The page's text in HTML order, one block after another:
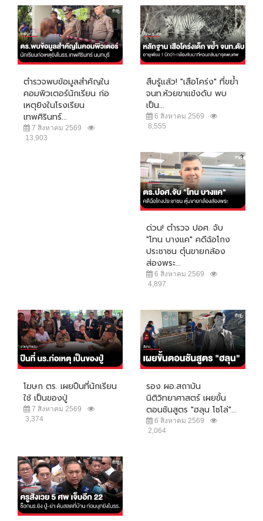
ตำรวจพบข้อมูลสำคัญใน
คอมพิวเตอร์นักเรียน ก่อ
เหตุยิงในโรงเรียน
เทพศิรินทร์...
7 สิงหาคม 2569
13,903
สืบรู้แล้ว! "เสือโคร่ง" ที่ขย้ำ
จนท.ห้วยขาแข้งดับ พบ
เป็น...
6 สิงหาคม 2569
8,555
ด่วน! ตำรวจ ปอศ. จับ
"โทน บางแค" คดีฉ้อโกง
ประชาชน ตุ๋นขายกล้อง
ส่องพระ...
6 สิงหาคม 2569
4,897
โฆษก ตร. เผยปืนที่นักเรียน
ใช้ เป็นของปู่
7 สิงหาคม 2569
3,374
รอง ผอ.สถาบัน
นิติวิทยาศาสตร์ เผยขั้น
ตอนชันสูตร "ฮลุน โซโล่"...
6 สิงหาคม 2569
2,064